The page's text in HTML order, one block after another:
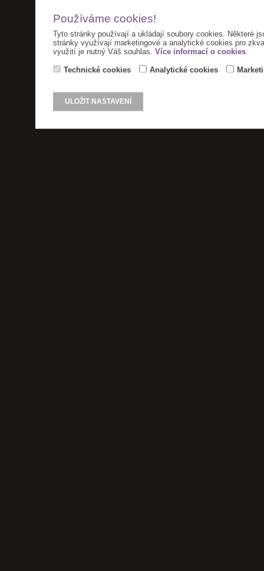
Používáme cookies!
Tyto stránky používají a ukládají soubory cookies. Některé
stránky využívají marketingové a analytické cookies pro
využití je nutný Váš souhlas. Více informací o cookies.
Technické cookies Analytické cookies
ULOŽIT NASTAVENÍ